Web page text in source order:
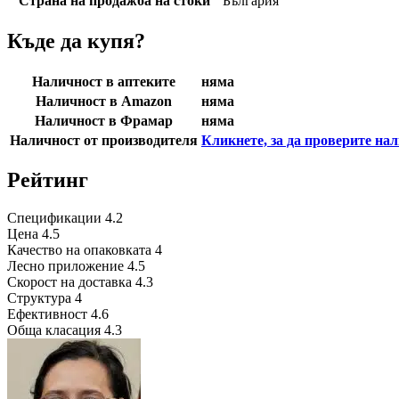
Къде да купя?
Наличност в аптеките
няма
Наличност в Amazon
няма
Наличност в Фрамар
няма
Наличност от производителя Кликнете, за да проверите
Рейтинг
Спецификации 4.2
Цена 4.5
Качество на опаковката 4
Лесно приложение 4.5
Скорост на доставка 4.3
Структура 4
Ефективност 4.6
Обща класация 4.3